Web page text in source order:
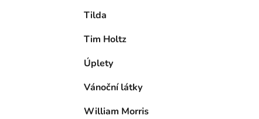
Tilda
Tim Holtz
Úplety
Vánoční látky
William Morris